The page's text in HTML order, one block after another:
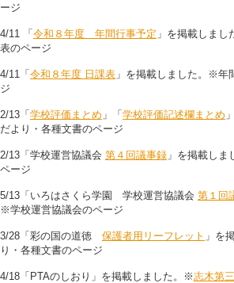
ージ
4/11 「令和８年度 年間行事予定 」を掲載しま
表のページ
4/11「令和８年度 日課表 」を掲載しました。※年
ジ
2/13「学校評価まとめ 」「学校評価記述欄まとめ
だより・各種文書のページ
2/13「学校運営協議会 第４回議事録 」を掲載し
ページ
5/13「いろはさくら学園 学校運営協議会 第１回
※学校運営協議会のページ
3/28「彩の国の道徳 保護者用リーフレット 」を
り・各種文書のページ
4/18「PTAのしおり」を掲載しました。※志木第